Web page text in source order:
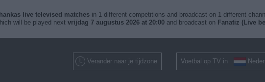
live televised matchesin 1 different competitions and broadcast on 1 different
will be played next vrijdag 7 augustus 2026 at 20:00and broadcast on Fanatiz (Live
Verander naar je tijdzone Voetbal op TV in